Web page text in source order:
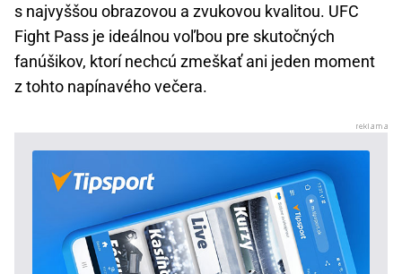
s najvyššou obrazovou a zvukovou kvalitou. UFC
Fight Pass je ideálnou voľbou pre skutočných
fanúšikov, ktorí nechcú zmeškať ani jeden moment
z tohto napínavého večera.